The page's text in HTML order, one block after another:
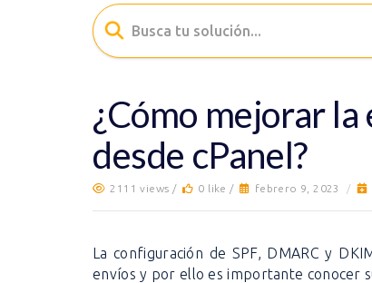
¿Cómo mejorar
desde cPanel?
2111 views / 0 like / febrero 9, 2023 /
La configuración de SPF, DMARC y
envíos y por ello es importante conocer